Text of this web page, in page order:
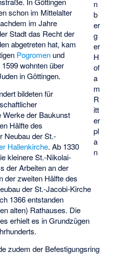
n
b
er
g
er
H
of
a
m
R
itt
er
pl
a
n
schon im Mittelalter
im Jahre
Stadt das Recht der
abgetreten hat, kam
Pogromen und
wohnten über
in Göttingen.
bildeten für
Werke der Baukunst
Hälfte des
Neubau der St.-
Hallenkirche. Ab 1330
kleinere St.-Nikolai-
der Arbeiten an der
der zweiten Hälfte des
der St.-Jacobi-Kirche
1366 entstanden
alten) Rathauses. Die
erhielt es in Grundzügen
zudem der Befestigungsring